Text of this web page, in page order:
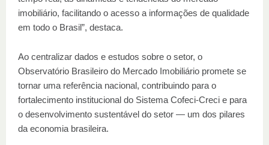
imobiliário, facilitando o acesso a informações de qualidade
em todo o Brasil”, destaca.
Ao centralizar dados e estudos sobre o setor, o
Observatório Brasileiro do Mercado Imobiliário promete se
tornar uma referência nacional, contribuindo para o
fortalecimento institucional do Sistema Cofeci-Creci e para
o desenvolvimento sustentável do setor — um dos pilares
da economia brasileira.